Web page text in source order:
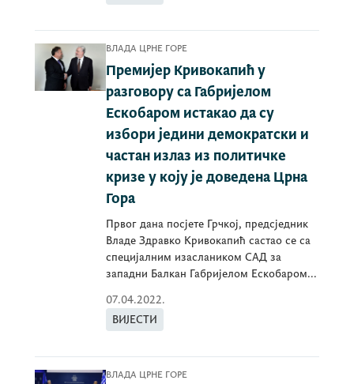
ВЛАДА ЦРНЕ ГОРЕ
Премијер Кривокапић у
разговору са Габријелом
Ескобаром истакао да су
избори једини демократски и
частан излаз из политичке
кризе у коју је доведена Црна
Гора
Првог дана посјете Грчкој, предсједник
Владе Здравко Кривокапић састао се са
специјалним изаслаником САД за
западни Балкан Габријелом Ескобаром...
07.04.2022.
ВИЈЕСТИ
ВЛАДА ЦРНЕ ГОРЕ